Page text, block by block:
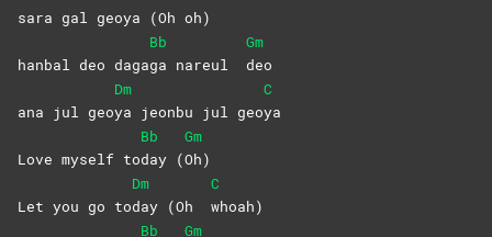
sara gal geoya (Oh oh)
hanbal deo daga
Bb
ga nareul
Gm
deo
ana jul geo
Dm
ya jeonbu jul geo
C
ya
Love myself to
Bb
day (
Gm
Oh)
Let you go to
Dm
day (Oh
C
whoah)
Bb
Gm